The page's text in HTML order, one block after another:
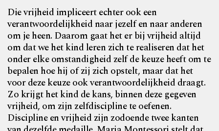
Die vrijheid impliceert echter ook een
verantwoordelijk­heid naar jezelf en naar anderen
om je heen. Daarom gaat het er bij vrijheid altijd
om dat we het kind leren zich te realiseren dat het
onder elke omstandigheid zelf de keuze heeft om te
bepalen hoe hij of zij zich opstelt, maar dat het
voor deze keuze ook verantwoordelijkheid draagt.
Zo krijgt het kind de kans, binnen deze gegeven
vrijheid, om zijn zelfdiscipline te oefenen.
Discipline en vrijheid zijn zodoende twee kanten